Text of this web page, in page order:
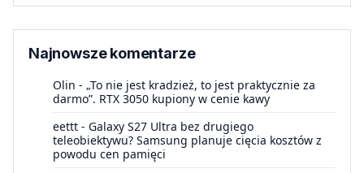
Najnowsze komentarze
Olin - „To nie jest kradzież, to jest praktycznie za
darmo”. RTX 3050 kupiony w cenie kawy
eettt - Galaxy S27 Ultra bez drugiego
teleobiektywu? Samsung planuje cięcia kosztów z
powodu cen pamięci